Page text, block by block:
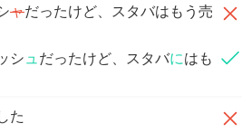
ャだったけど、スタバはもう売
シ ュ だったけど、スタバにはも
た